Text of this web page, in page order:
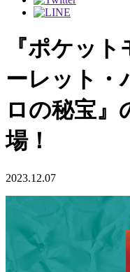
『ポケッ
ーレット・
ロの秘宝』
場！
2023.12.07